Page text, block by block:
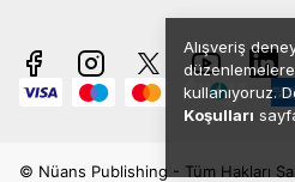
Alışveriş
kullanıyoruz.
Koşulları
© Nüans Publishing - Tüm Hakları